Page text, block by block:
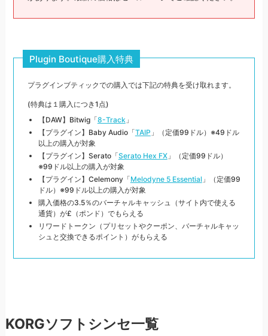
Plugin Boutique購入特典
プラグインブティックでの購入では下記の特典を受け取れます。
(特典は１購入につき1点)
【DAW】Bitwig「8-Track」
【プラグイン】Baby Audio「TAIP 」（定価99ドル）※49ドル
以上の購入が対象
【プラグイン】Serato「Serato Hex FX」（定価99ドル）
※99ドル以上の購入が対象
【プラグイン】Celemony「Melodyne 5 Essential」（定価99
ドル）※99ドル以上の購入が対象
購入価格の3.5％のバーチャルキャッシュ（サイト内で使える
通貨）が£（ポンド）でもらえる
リワードトークン（プリセットやクーポン、バーチャルキャッ
シュと交換できるポイント）がもらえる
KORGソフトシンセ一覧